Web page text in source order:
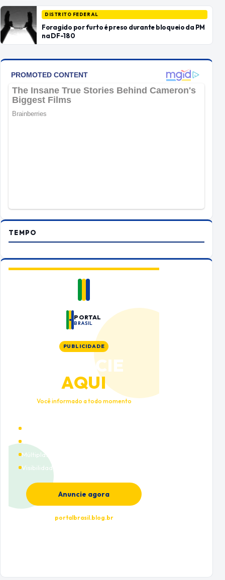
DISTRITO FEDERAL
Foragido por furto é preso durante bloqueio da PM
na DF-180
TEMPO
PORTAL
BRASIL
PUBLICIDADE
ANUNCIE
AQUI
Você informado a todo momento
Múltiplas categorias
Visibilidade premium
Anuncie agora
portalbrasil.blog.br